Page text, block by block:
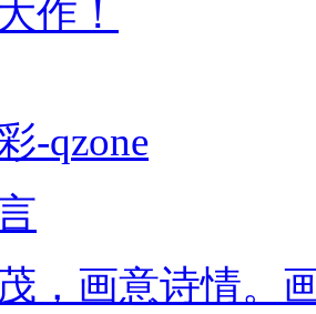
作！
-qzone
，画意诗情。